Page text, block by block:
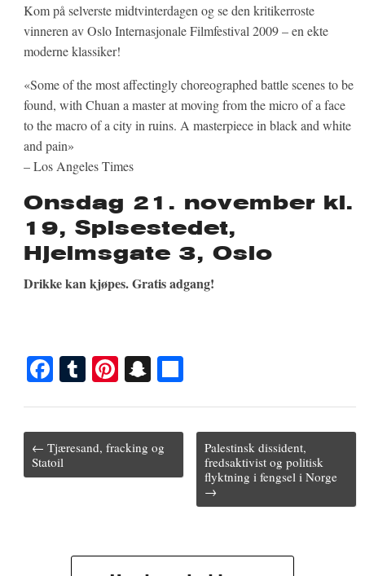
Kom på selverste midtvinterdagen og se den kritikerroste
vinneren av Oslo Internasjonale Filmfestival 2009 – en ekte
moderne klassiker!
«Some of the most affectingly choreographed battle scenes to be
found, with Chuan a master at moving from the micro of a face
to the macro of a city in ruins. A masterpiece in black and white
and pain»
– Los Angeles Times
Onsdag 21. november kl.
19, Spisestedet,
Hjelmsgate 3, Oslo
Drikke kan kjøpes. Gratis adgang!
Fa
ok
T
bl
r
Pi
es
t
S
ha
t
S
Post
navigation
← Tjæresand, fracking og
Statoil
Palestinsk dissident,
fredsaktivist og politisk
flyktning i fengsel i Norge
→